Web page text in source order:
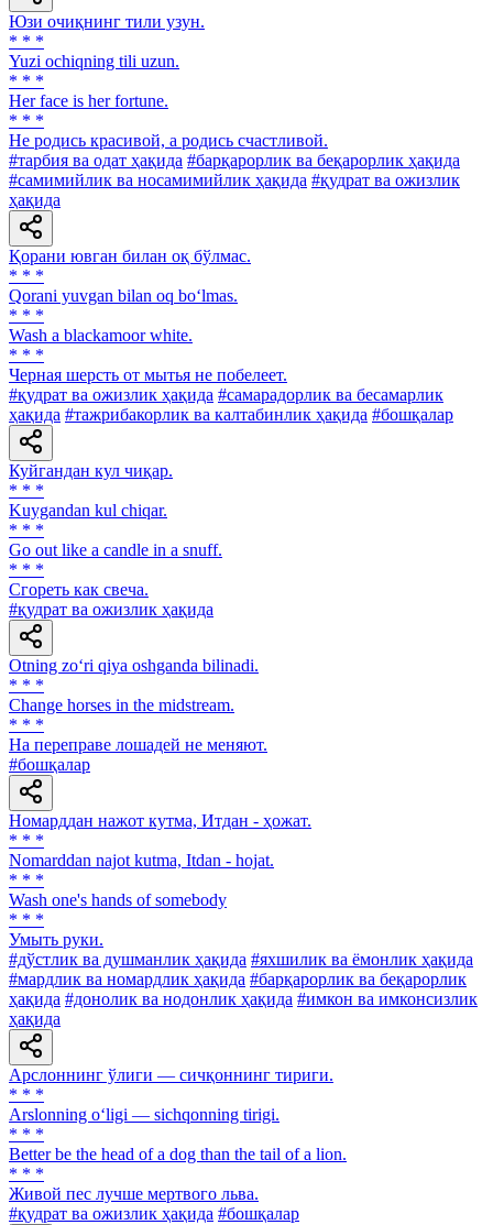
Юзи очиқнинг тили узун.
* * *
Yuzi ochiqning tili uzun.
* * *
Her face is her fortune.
* * *
He родись красивой, а родись счастливой.
#тарбия ва одат ҳақида #барқарорлик ва беқарорлик ҳақида
#самимийлик ва носамимийлик ҳақида #қудрат ва ожизлик
ҳақида
Қорани ювган билан оқ бўлмас.
* * *
Qorani yuvgan bilan oq bo‘lmas.
* * *
Wash a blackamoor white.
* * *
Черная шерсть от мытья не побелеет.
#қудрат ва ожизлик ҳақида #самарадорлик ва бесамарлик
ҳақида #тажрибакорлик ва калтабинлик ҳақида #бошқалар
Куйгандан кул чиқар.
* * *
Kuygandan kul chiqar.
* * *
Go out like a candle in a snuff.
* * *
Сгореть как свеча.
#қудрат ва ожизлик ҳақида
Otning zo‘ri qiya oshganda bilinadi.
* * *
Change horses in the midstream.
* * *
На переправе лошадей не меняют.
#бошқалар
Номарддан нажот кутма, Итдан - ҳожат.
* * *
Nomarddan najot kutma, Itdan - hojat.
* * *
Wash one's hands of somebody
* * *
Умыть руки.
#дўстлик ва душманлик ҳақида #яхшилик ва ёмонлик ҳақида
#мардлик ва номардлик ҳақида #барқарорлик ва беқарорлик
ҳақида #донолик ва нодонлик ҳақида #имкон ва имконсизлик
ҳақида
Арслоннинг ўлиги — сичқоннинг тириги.
* * *
Arslonning o‘ligi — sichqonning tirigi.
* * *
Better be the head of a dog than the tail of a lion.
* * *
Живой пес лучше мертвого льва.
#қудрат ва ожизлик ҳақида #бошқалар